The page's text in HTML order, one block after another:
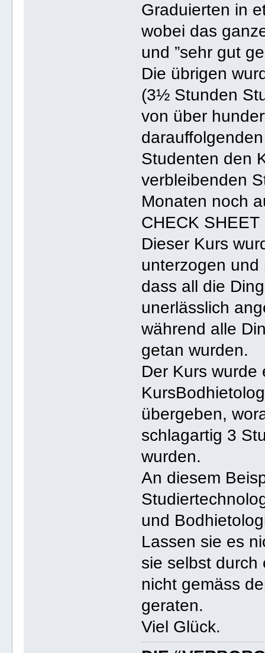
Graduierten in
wobei das
und ”sehr gut
Die übrigen
(3½ Stunden
von über
Studenten den
verbleibenden
Monaten noch
CHECK SHEET
Dieser Kurs
unterzogen
dass all die
unerlässlich
während alle
getan wurden.
Der Kurs wurde
übergeben,
schlagartig 3
wurden.
An diesem
und
Lassen sie es
sie selbst durch
nicht gemäss
geraten.
Viel Glück.